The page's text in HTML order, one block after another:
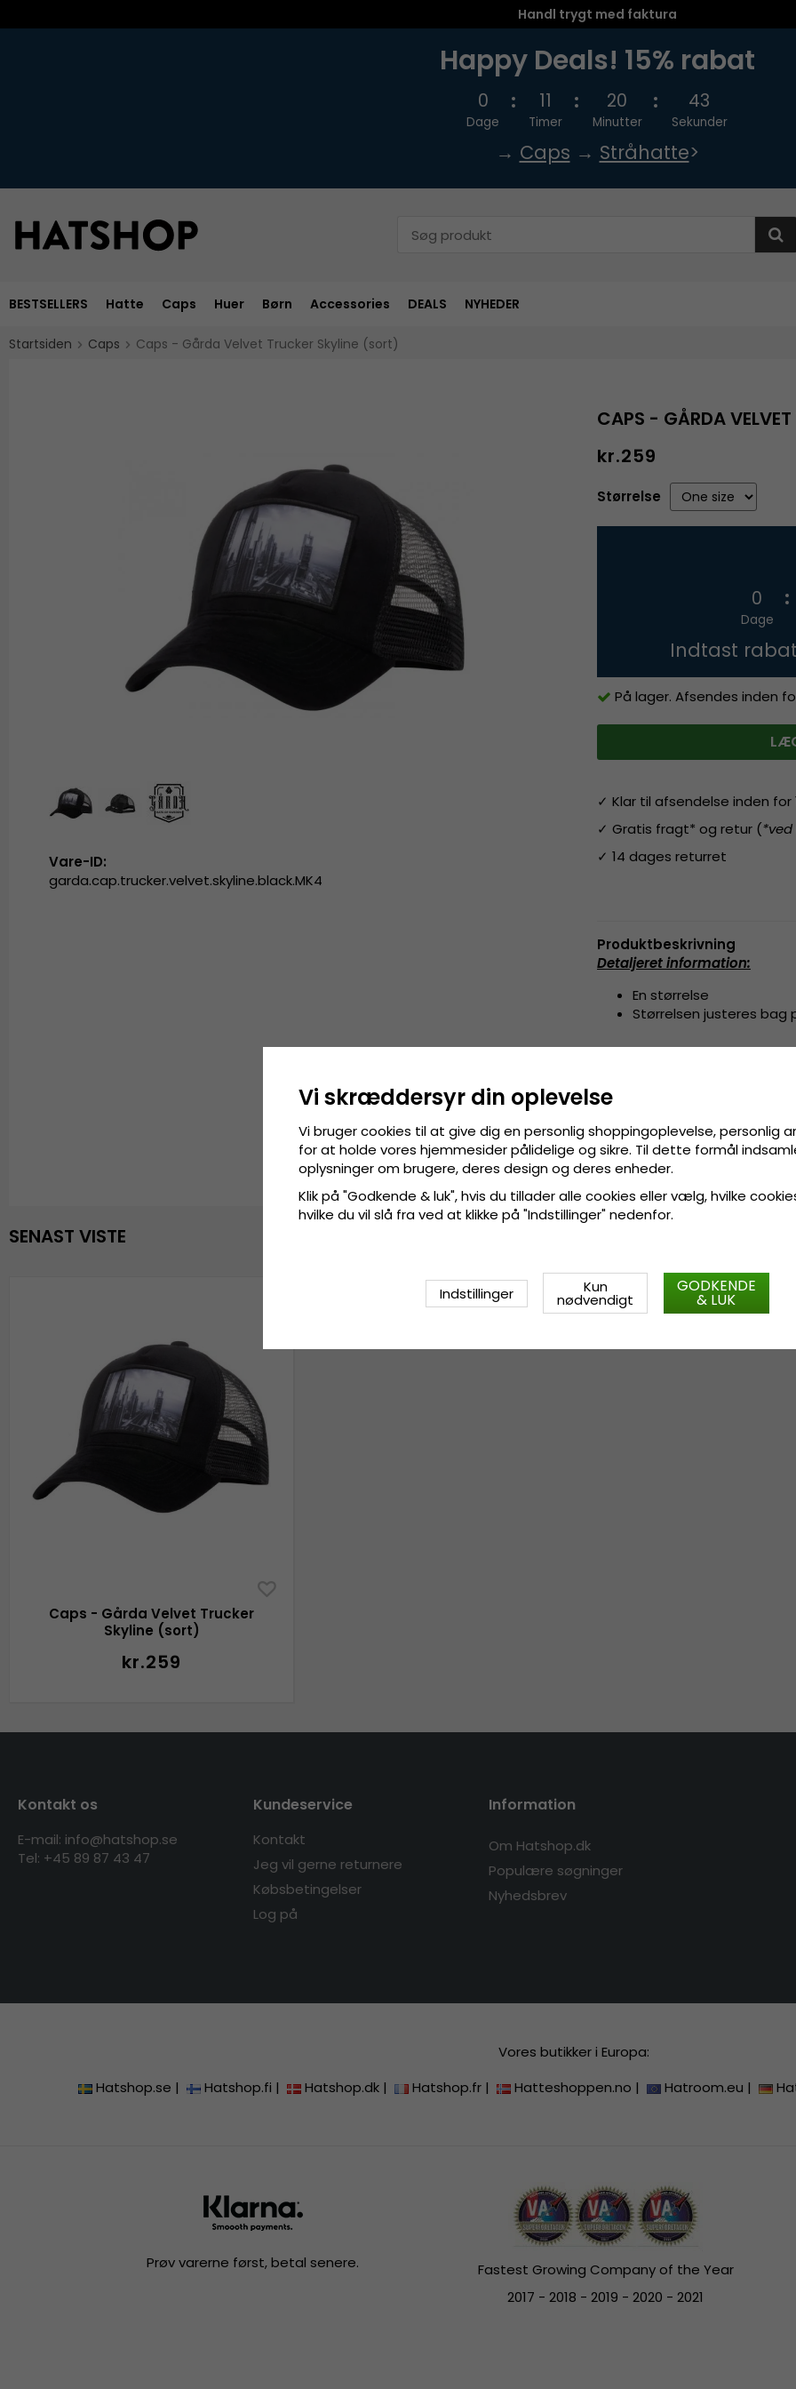
Handl trygt med faktura
Happy Deals! 15% rabat
0
Dage
11
Timer
20
Minutter
42
Sekunder
→ Caps → Stråhatte>
BESTSELLERS Hatte Caps Huer Børn Accessories DEALS NYHEDER
Startsiden Caps Caps - Gårda Velvet Trucker Skyline (sort)
CAPS - GÅRDA
kr.259
Størrelse
0
Dage
Indtast
På lager. Afsendes inden
✓ Klar til afsendelse inden
✓ Gratis fragt* og retur (*ved
✓ 14 dages returret
Produktbeskrivning
Detaljeret information:
En størrelse
Størrelsen justeres bag
Størrelsesguide
Vare-ID:
garda.cap.trucker.velvet.skyline.black.MK4
SENAST VISTE
Caps - Gårda Velvet Trucker
Skyline (sort)
kr.259
Kontakt os
E-mail: info@hatshop.se
Tel: +45 89 87 43 47
Kundeservice
Kontakt
Jeg vil gerne returnere
Købsbetingelser
Log på
Information
Om Hatshop.dk
Populære søgninger
Nyhedsbrev
Vores butikker i Europa:
Hatshop.se | Hatshop.fi | Hatshop.dk | Hatshop.fr | Hatteshoppen.no | Hatroom.eu |
Prøv varerne først, betal senere.
Fastest Growing Company of the Year
2017 - 2018 - 2019 - 2020 - 2021
Vi skræddersyr din oplevelse
Vi bruger cookies til at give dig en personlig shoppingoplevelse, personlig
for at holde vores hjemmesider pålidelige og sikre. Til dette formål
oplysninger om brugere, deres design og deres enheder.
Klik på "Godkende & luk", hvis du tillader alle cookies eller vælg, hvilke
hvilke du vil slå fra ved at klikke på "Indstillinger" nedenfor.
Indstillinger Kun
nødvendigt
GODKENDE
& LUK